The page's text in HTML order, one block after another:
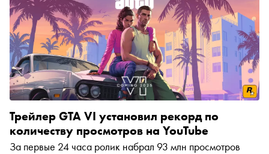
Трейлер GTA VI установил рекорд по
количеству просмотров на YouTube
За первые 24 часа ролик набрал 93 млн просмотров